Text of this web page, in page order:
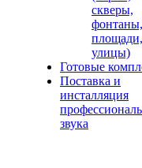
скверы,
фонтаны,
площади,
улицы)
Готовые
Поставка и
инсталляция
звука